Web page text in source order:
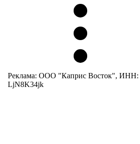
Реклама: ООО "Каприс Восток", ИНН:
LjN8K34jk